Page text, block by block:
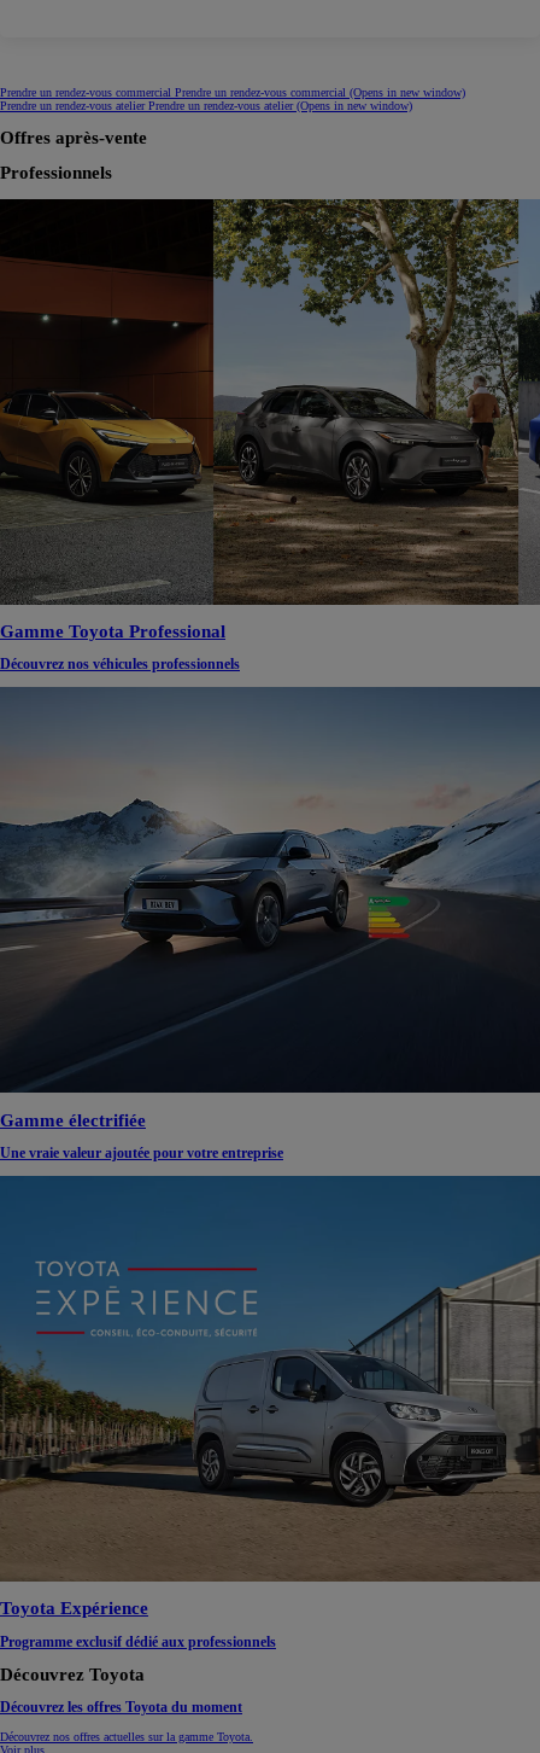
Prendre un rendez-vous commercial Prendre un rendez-vous commercial (Opens in new window)
Prendre un rendez-vous atelierPrendre un rendez-vous atelier(Opens in new window)
Offres après-vente
Professionnels
Gamme Toyota Professional
Découvrez nos véhicules professionnels
Gamme électrifiée
Une vraie valeur ajoutée pour votre entreprise
Toyota Expérience
Programme exclusif dédié aux professionnels
Découvrez Toyota
Découvrez les offres Toyota du moment
Découvrez nos offres actuelles sur la gamme Toyota.
Voir plus